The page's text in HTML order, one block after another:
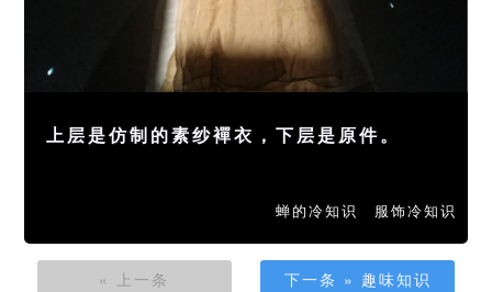
上层是仿制的素纱襌衣，下层是原件。
蝉的冷知识 服饰冷知识
« 上一条 下一条 » 趣味知识